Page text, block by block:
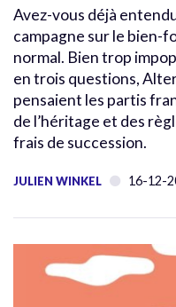
Avez-vous déjà
campagne sur le bien-
normal. Bien trop
en trois questions,
pensaient les partis
de l’héritage et des
frais de succession.
JULIEN WINKEL 16-12-